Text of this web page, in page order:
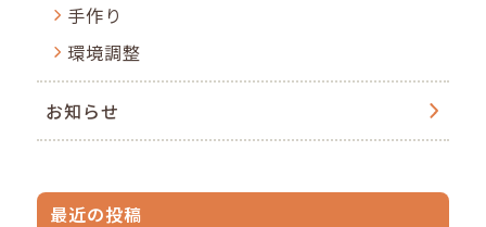
手作り
環境調整
お知らせ
最近の投稿